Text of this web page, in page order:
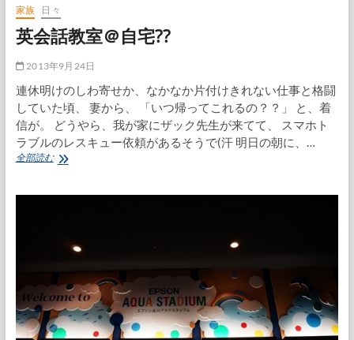
教
壇
に
つ
家族 日々
英会話教室＠自宅??
2013年9月24日
連休明けのしわ寄せか、なかなか片付けきれない仕事と格闘
していた頃、 妻から、 「いつ帰ってこれるの？？」 と、着
信が。 どうやら、我が家にザック先生が来てて、 スマホト
ラブルのレスキュー依頼があるそうで(汗 明日の朝に、…
全部読む英